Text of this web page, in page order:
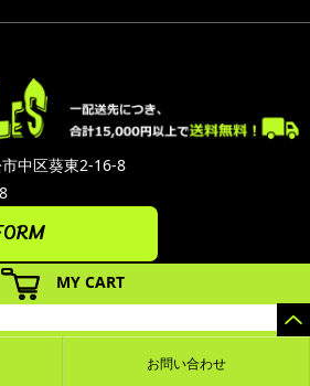
MY CART
中区葵東2-16-8
2005-2026 GMOペパボ株式会社All Rights Reserved.
お問い合わせ